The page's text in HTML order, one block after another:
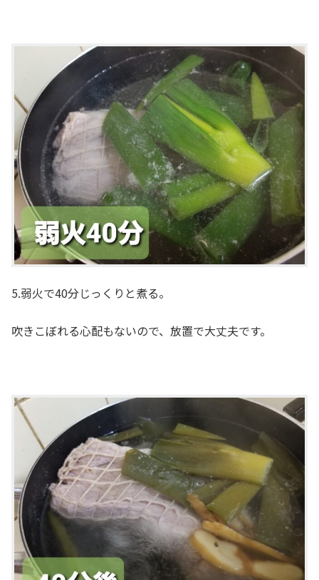
5.弱火で40分じっくりと煮る。
吹きこぼれる心配もないので、放置で大丈夫です。